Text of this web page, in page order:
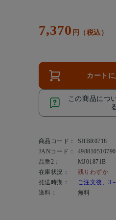
7,370 円（税込）
カート
この商品につ
る
商品コード：
SHBR0718
JANコード：
品番2：
MJ01871B
在庫状況：
残りわずか
発送時期：
ご注文後、3
送料：
無料